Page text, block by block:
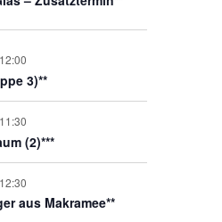
12:00
3)**
11:30
(2)***
12:30
aus Makramee**